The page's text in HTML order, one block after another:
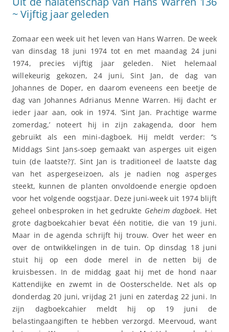
~ Vijftig jaar geleden
Zomaar een week uit het leven van Hans Warren. De week
van dinsdag 18 juni 1974 tot en met maandag 24 juni
1974, precies vijftig jaar geleden. Niet helemaal
willekeurig gekozen, 24 juni, Sint Jan, de dag van
Johannes de Doper, en daarom eveneens een beetje de
dag van Johannes Adrianus Menne Warren. Hij dacht er
ieder jaar aan, ook in 1974. ‘Sint Jan. Prachtige warme
zomerdag,’ noteert hij in zijn zakagenda, door hem
gebruikt als een mini-dagboek. Hij meldt verder: ‘’s
Middags Sint Jans-soep gemaakt van asperges uit eigen
tuin (de laatste?)’. Sint Jan is traditioneel de laatste dag
van het aspergeseizoen, als je nadien nog asperges
steekt, kunnen de planten onvoldoende energie opdoen
voor het volgende oogstjaar. Deze juni-week uit 1974 blijft
geheel onbesproken in het gedrukte Geheim dagboek. Het
grote dagboekcahier bevat één notitie, die van 19 juni.
Maar in de agenda schrijft hij trouw. Over het weer en
over de ontwikkelingen in de tuin. Op dinsdag 18 juni
stuit hij op een dode merel in de netten bij de
kruisbessen. In de middag gaat hij met de hond naar
Kattendijke en zwemt in de Oosterschelde. Net als op
donderdag 20 juni, vrijdag 21 juni en zaterdag 22 juni. In
zijn dagboekcahier meldt hij op 19 juni de
belastingaangiften te hebben verzorgd. Meervoud, want